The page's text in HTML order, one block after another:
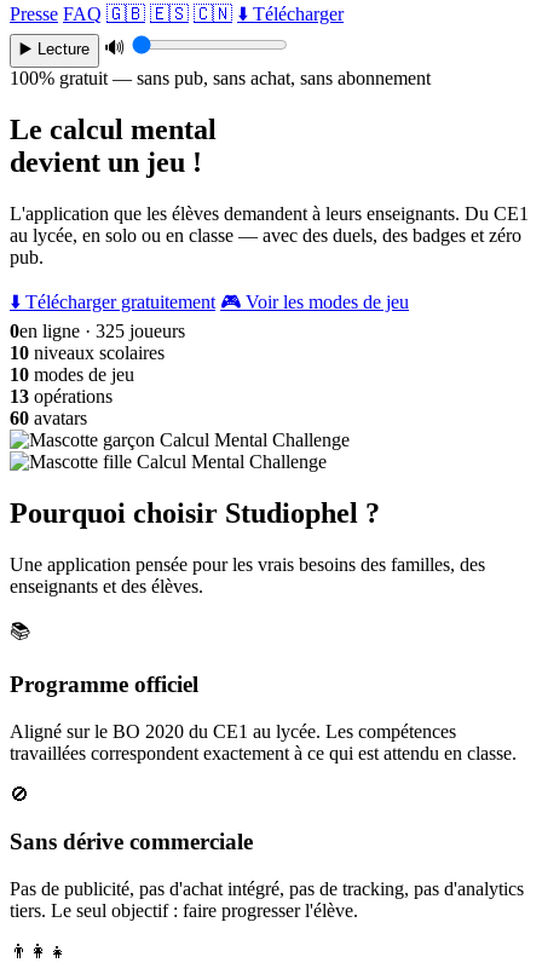
Presse FAQ 🇬🇧 🇪🇸 🇨🇳 ⬇️ Télécharger
▶️ Lecture
🔊
100% gratuit — sans pub, sans achat, sans abonnement
Le calcul mental
devient un jeu !
L'application que les élèves demandent à leurs enseignants. Du CE1
au lycée, en solo ou en classe — avec des duels, des badges et zéro
pub.
⬇️ Télécharger gratuitement 🎮 Voir les modes de jeu
0en ligne · 325 joueurs
10 niveaux scolaires
10 modes de jeu
13 opérations
60 avatars
Pourquoi choisir Studiophel ?
Une application pensée pour les vrais besoins des familles, des
enseignants et des élèves.
📚
Programme officiel
Aligné sur le BO 2020 du CE1 au lycée. Les compétences
travaillées correspondent exactement à ce qui est attendu en classe.
🚫
Sans dérive commerciale
Pas de publicité, pas d'achat intégré, pas de tracking, pas d'analytics
tiers. Le seul objectif : faire progresser l'élève.
👨‍👩‍👧